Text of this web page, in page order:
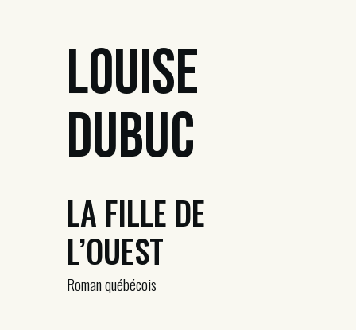
Louise
Dubuc
LA FILLE DE
L’OUEST
Roman québécois